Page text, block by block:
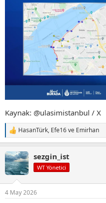
Kaynak: @ulasimistanbul / X
T
e
k
i
l
HasanTürk, Efe16ve Emirhan
sezgin_ist
WT Yönetici
4 May 2026